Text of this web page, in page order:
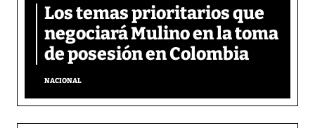
Los temas prioritarios que
negociará Mulino en la toma
de posesión en Colombia
NACIONAL